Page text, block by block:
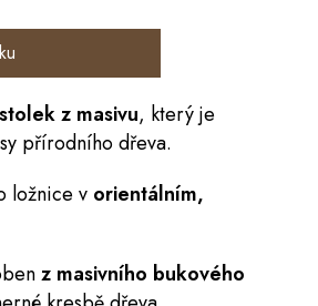
z masivu, který je
přírodního dřeva.
ložnice v orientálním,
z masivního bukového